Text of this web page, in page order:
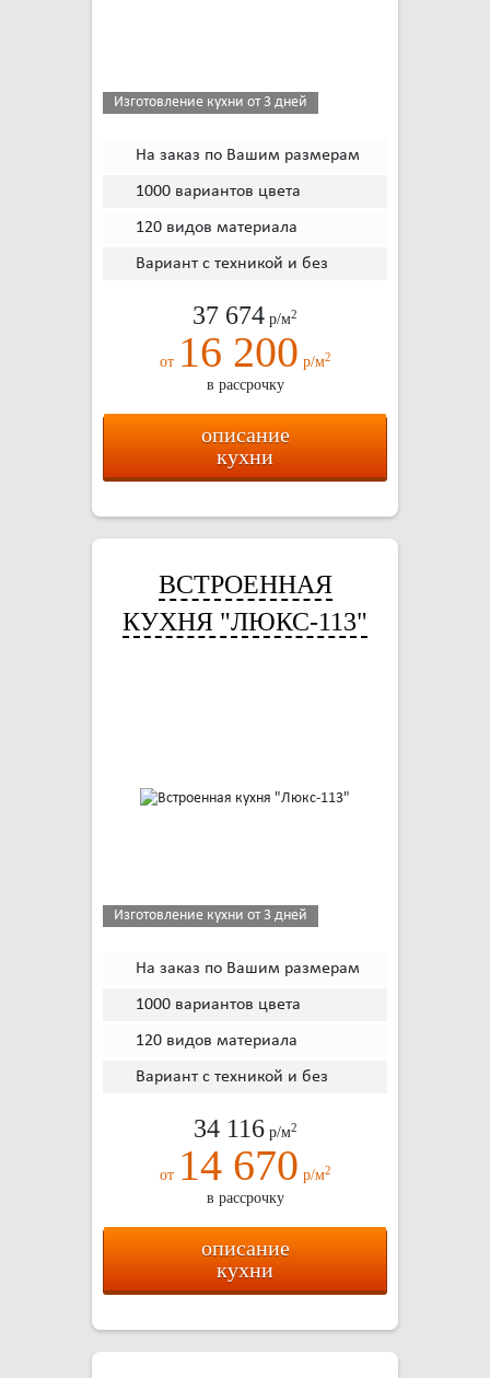
Изготовление кухни от 3 дней
На заказ по Вашим размерам
1000 вариантов цвета
120 видов материала
Вариант с техникой и без
37 674 р/м2
от 16 200 р/м2
в рассрочку
описание
кухни
ВСТРОЕННАЯ
КУХНЯ "ЛЮКС-113"
Изготовление кухни от 3 дней
На заказ по Вашим размерам
1000 вариантов цвета
120 видов материала
Вариант с техникой и без
34 116р/м2
от 14 670 р/м2
в рассрочку
описание
кухни